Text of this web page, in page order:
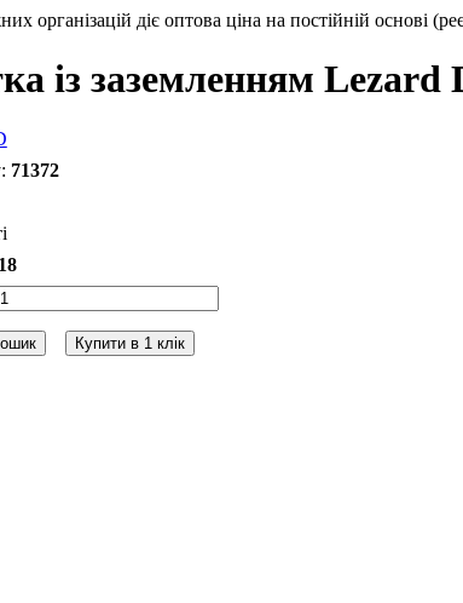
діє оптова ціна на постійній основі
із заземленням Lezard
71372
18
Купити в 1 клік